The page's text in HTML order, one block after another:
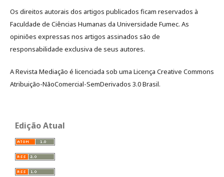
Os direitos autorais dos artigos publicados ficam reservados à
Faculdade de Ciências Humanas da Universidade Fumec. As
opiniões expressas nos artigos assinados são de
responsabilidade exclusiva de seus autores.
A Revista Mediação é licenciada sob uma Licença Creative Commons
Atribuição-NãoComercial-SemDerivados 3.0 Brasil.
Edição Atual